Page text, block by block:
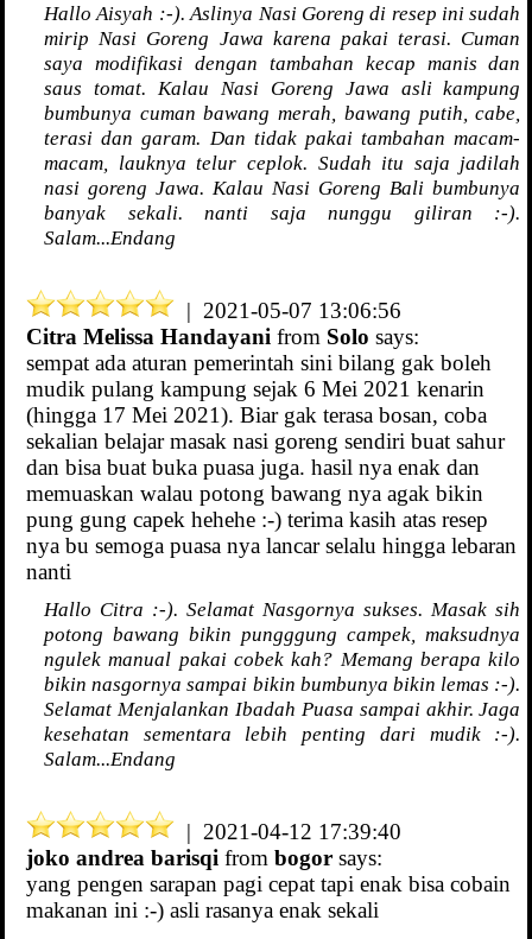
Hallo Aisyah :-). Aslinya Nasi Goreng di resep ini sudah
mirip Nasi Goreng Jawa karena pakai terasi. Cuman
saya modifikasi dengan tambahan kecap manis dan
saus tomat. Kalau Nasi Goreng Jawa asli kampung
bumbunya cuman bawang merah, bawang putih, cabe,
terasi dan garam. Dan tidak pakai tambahan macam-
macam, lauknya telur ceplok. Sudah itu saja jadilah
nasi goreng Jawa. Kalau Nasi Goreng Bali bumbunya
banyak sekali. nanti saja nunggu giliran :-).
Salam...Endang
| 2021-05-07 13:06:56
Citra Melissa Handayani from Solo says:
sempat ada aturan pemerintah sini bilang gak boleh
mudik pulang kampung sejak 6 Mei 2021 kenarin
(hingga 17 Mei 2021). Biar gak terasa bosan, coba
sekalian belajar masak nasi goreng sendiri buat sahur
dan bisa buat buka puasa juga. hasil nya enak dan
memuaskan walau potong bawang nya agak bikin
pung gung capek hehehe :-) terima kasih atas resep
nya bu semoga puasa nya lancar selalu hingga lebaran
nanti
Hallo Citra :-). Selamat Nasgornya sukses. Masak sih
potong bawang bikin pungggung campek, maksudnya
ngulek manual pakai cobek kah? Memang berapa kilo
bikin nasgornya sampai bikin bumbunya bikin lemas :-).
Selamat Menjalankan Ibadah Puasa sampai akhir. Jaga
kesehatan sementara lebih penting dari mudik :-).
Salam...Endang
| 2021-04-12 17:39:40
joko andrea barisqi from bogor says:
yang pengen sarapan pagi cepat tapi enak bisa cobain
makanan ini :-) asli rasanya enak sekali